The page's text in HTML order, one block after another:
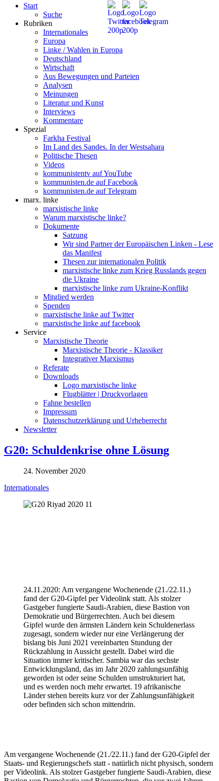
Start
Suche
Rubriken
Internationales
Europa
Linke / Wahlen in Europa
Deutschland
Wirtschaft
Aus Bewegungen und Parteien
Analysen
Meinungen
Literatur und Kunst
Interviews
Kommentare
Spezial
Farkha Festival
Im Land des Sandes. In der Westsahara
Politische Thesen
Videos
kommunistentv auf YouTube
kommunisten.de auf Facebook
kommunisten.de auf Telegram
marx. linke
marxistische linke
Warum marxistische linke?
Dokumente
Satzung
Wir sind Partner der Europäischen Linken - Lese
das Manifest
Thesen zur internationalen Politik
marxistische linke zum Krieg Russlands gegen
die Ukraine
marxistische linke zum Ukraine-Konflikt
Mitglied werden
Spenden
marxistische linke auf Twitter
marxistische linke auf facebook
Service
Marxistische Theorie
Marxistische Theorie - Klassiker
Integrativer Marxismus
Referate
Downloads
Logo marxistische linke
Flugblätter | Druckvorlagen
Fahne bestellen
Impressum
Datenschutzerklärung und Urheberrecht
Newsletter
G20: Schuldenkrise ohne Lösung
24. November 2020
Internationales
24.11.2020: Am vergangene Wochenende (21./22.11.)
fand der G20-Gipfel per Videolink statt. Als stolzer
Gastgeber fungierte Saudi-Arabien, diese Bastion von
Demokratie und Bürgerrechten. Auch bei diesem
Gipfel wurde den ärmsten Ländern kein Schuldenerlass
zugesagt, sondern wieder nur eine Verlängerung der
bislang bis Juni 2021 vereinbarten Stundung der
Rückzahlung in Aussicht gestellt. Dabei wird die
Situation immer kritischer. Sambia war das sechste
Entwicklungsland, das im Jahr 2020 zahlungsunfähig
geworden ist oder seine Schulden umstrukturiert hat,
und es werden noch mehr erwartet. 19 afrikanische
Länder stehen bereits kurz vor der Zahlungsunfähigkeit
oder befinden sich schon mittendrin.
Am vergangene Wochenende (21./22.11.) fand der G20-Gipfel der
Staats- und Regierungschefs statt - natürlich nicht physisch, sondern
per Videolink. Als stolzer Gastgeber fungierte Saudi-Arabien, diese